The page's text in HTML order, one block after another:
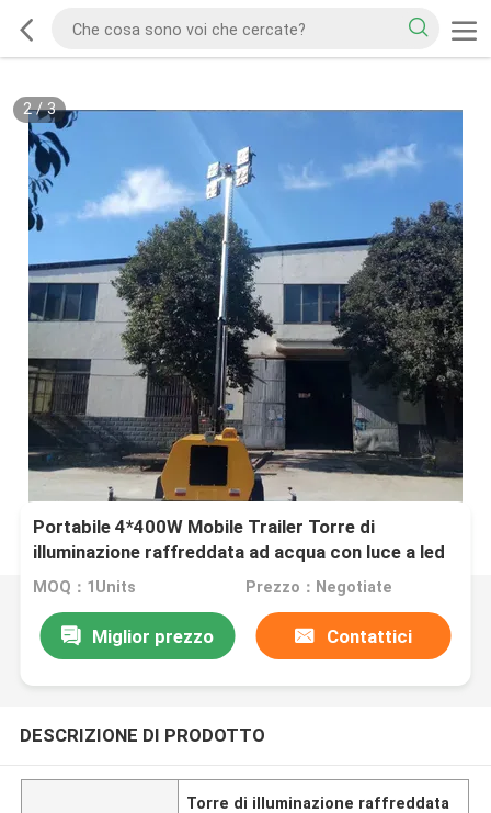
2/3
Portabile 4*400W Mobile Trailer Torre di
illuminazione raffreddata ad acqua con luce a led
Torre di illuminazione di costruzione
MOQ：1Units Prezzo：Negotiate
Miglior prezzo Contattici
DESCRIZIONE DI PRODOTTO
Torre di illuminazione raffreddata